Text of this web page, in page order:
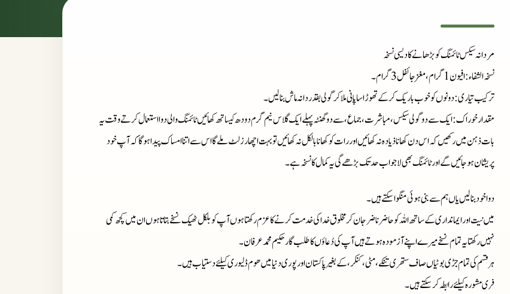
مردانہ سیکس ٹائمنگ کو بڑھانے کا دیسی نسخہ
نسخہ الشفاء: افیون 1 گرام، مغز جائفل 3 گرام۔
ترکیب تیاری: دونوں کو خوب باریک کر کے تھوڑا سا پانی ملا کر گولی بقدر دانہ ماش بنا لیں۔
مقدار خوراک: ایک سے دو گولی سیکس، مباشرت، جماع، سے دو گھنٹہ پہلے ایک گلاس نیم گرم دودھ کیساتھ کھائیں ٹائمنگ والی دوا استعمال کرتے وقت یہ
بات ذہن میں رکھیں کہ اس دن کھانا ذیادہ نہ کھائیں اور رات کو کھانا بالکل نہ کھائیں تو بہت اچھا رزلٹ ملے گا اس سے اتنا امساک پیدا ہو گا کہ آپ خود
پریشان ہو جائیں گے اور ٹائمنگ بھی لاجواب حد تک بڑھے گی یہ کمال کا نسخہ ہے۔
دوا خود بنا لیں یاں ہم سے بنی ہوئی منگوا سکتے ہیں۔
میں نیت اور ایمانداری کے ساتھ اللہ کو حاضر ناضر جان کر مخلوق خدا کی خدمت کرنے کا عزم رکھتا ہوں آپ کو بلکل ٹھیک نسخے بتاتا ہوں ان میں کچھ کمی
نہیں رکھتا یہ تمام نسخے میرے اپنے آزمودہ ہوتے ہیں آپ کی دُعاؤں کا طلب گار حکیم محمد عرفان۔
ہر قسم کی تمام جڑی بوٹیاں صاف ستھری تنکے، مٹی، کنکر، کے بغیر پاکستان اور پوری دنیا میں ھوم ڈلیوری کیلئے دستیاب ہیں۔
فری مشورہ کیلئے رابطہ کر سکتے ہیں۔